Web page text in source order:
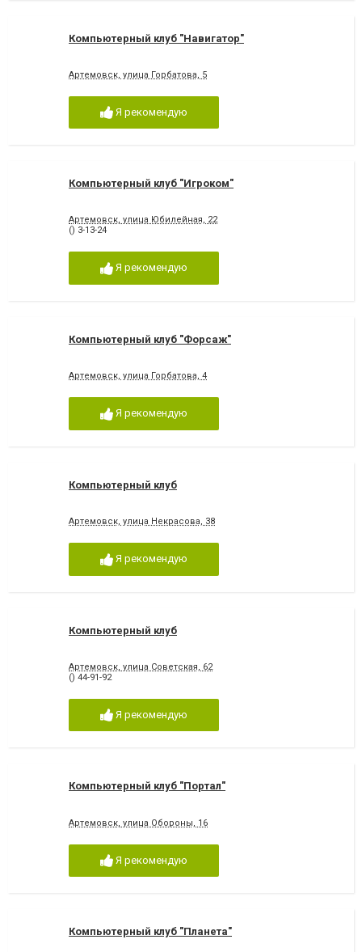
Компьютерный клуб "Навигатор"
Артемовск, улица Горбатова, 5
Я рекомендую
Компьютерный клуб "Игроком"
Артемовск, улица Юбилейная, 22
() 3-13-24
Я рекомендую
Компьютерный клуб "Форсаж"
Артемовск, улица Горбатова, 4
Я рекомендую
Компьютерный клуб
Артемовск, улица Некрасова, 38
Я рекомендую
Компьютерный клуб
Артемовск, улица Советская, 62
() 44-91-92
Я рекомендую
Компьютерный клуб "Портал"
Артемовск, улица Обороны, 16
Я рекомендую
Компьютерный клуб "Планета"